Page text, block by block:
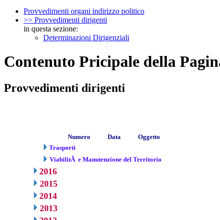
Provvedimenti organi indirizzo politico
>> Provvedimenti dirigenti
in questa sezione:
Determinazioni Dirigenziali
Contenuto Pricipale della
Provvedimenti dirigenti
Numero Data
Oggetto
Trasporti
ViabilitÃ e Manutenzione del Territorio
2016
2015
2014
2013